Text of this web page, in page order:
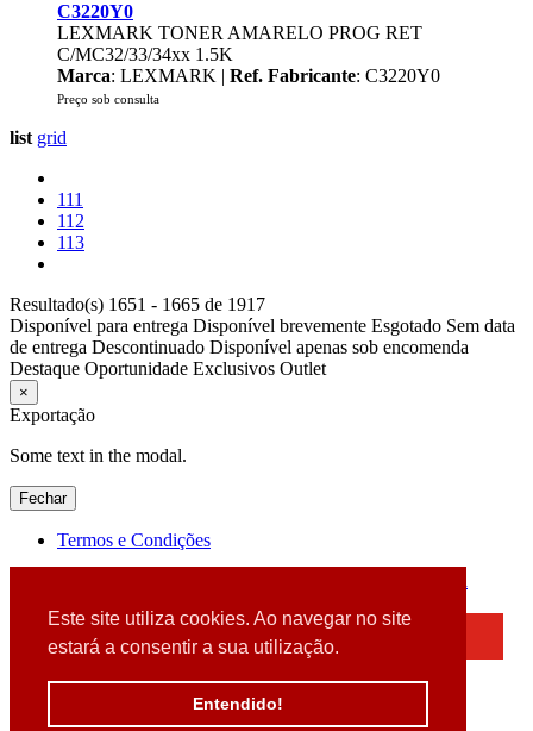
Este site utiliza cookies. Ao navegar no site
estará a consentir a sua utilização.
Entendido!
C3220Y0
LEXMARK TONER AMARELO PROG RET
C/MC32/33/34xx 1.5K
Marca: LEXMARK | Ref. Fabricante: C3220Y0
Preço sob consulta
list grid
111
112
113
Resultado(s) 1651 - 1665 de 1917
Disponível para entrega Disponível brevemente Esgotado Sem data
de entrega Descontinuado Disponível apenas sob encomenda
Destaque Oportunidade Exclusivos Outlet
×
Exportação
Some text in the modal.
Fechar
Termos e Condições
Detectamos que está a usar um browser desatualizado
Por favor, atualize o seu browser
para garantir uma melhor experiência.